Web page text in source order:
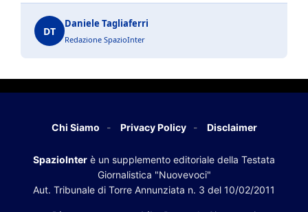
DT
Daniele Tagliaferri
Redazione SpazioInter
Chi Siamo Privacy Policy Disclaimer
SpazioInter è un supplemento editoriale della Testata
Giornalistica "Nuovevoci"
Aut. Tribunale di Torre Annunziata n. 3 del 10/02/2011